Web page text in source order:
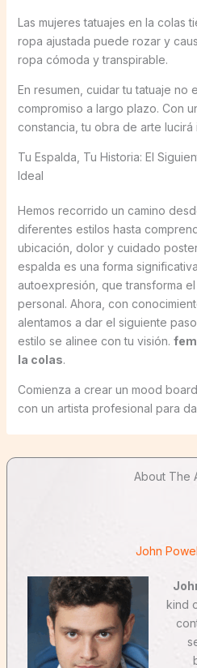
Las mujeres tatuajes en la colas
ropa ajustada puede rozar y
ropa cómoda y transpirable.
En resumen, cuidar tu tatuaje no
compromiso a largo plazo. Con
constancia, tu obra de arte
Tu Espalda, Tu Historia: El
Ideal
Hemos recorrido un camino
diferentes estilos hasta
ubicación, dolor y cuidado
espalda es una forma
autoexpresión, que transforma
personal. Ahora, con
alentamos a dar el siguiente
estilo se alinee con tu visión.
la colas.
Comienza a crear un mood
con un artista profesional para
About The
John
kind